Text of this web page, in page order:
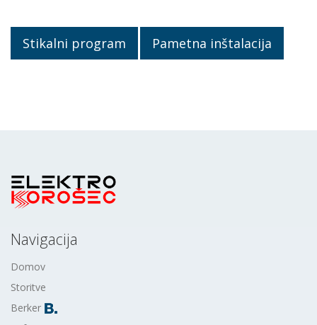
Stikalni program Pametna inštalacija
Navigacija
Domov
Storitve
Berker